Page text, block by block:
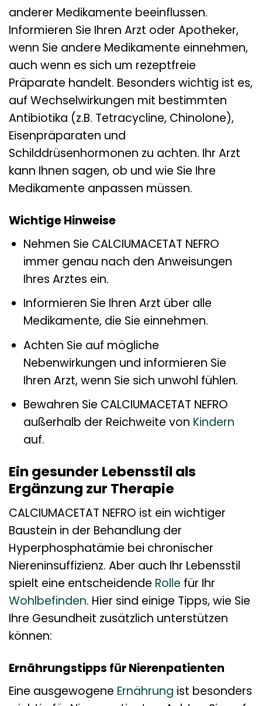
anderer Medikamente beeinflussen.
Informieren Sie Ihren Arzt oder Apotheker,
wenn Sie andere Medikamente einnehmen,
auch wenn es sich um rezeptfreie
Präparate handelt. Besonders wichtig ist es,
auf Wechselwirkungen mit bestimmten
Antibiotika (z.B. Tetracycline, Chinolone),
Eisenpräparaten und
Schilddrüsenhormonen zu achten. Ihr Arzt
kann Ihnen sagen, ob und wie Sie Ihre
Medikamente anpassen müssen.
Wichtige Hinweise
Nehmen Sie CALCIUMACETAT NEFRO
immer genau nach den Anweisungen
Ihres Arztes ein.
Informieren Sie Ihren Arzt über alle
Medikamente, die Sie einnehmen.
Achten Sie auf mögliche
Nebenwirkungen und informieren Sie
Ihren Arzt, wenn Sie sich unwohl fühlen.
Bewahren Sie CALCIUMACETAT NEFRO
außerhalb der Reichweite von Kindern
auf.
Ein gesunder Lebensstil als
Ergänzung zur Therapie
CALCIUMACETAT NEFRO ist ein wichtiger
Baustein in der Behandlung der
Hyperphosphatämie bei chronischer
Niereninsuffizienz. Aber auch Ihr Lebensstil
spielt eine entscheidende Rolle für Ihr
Wohlbefinden. Hier sind einige Tipps, wie Sie
Ihre Gesundheit zusätzlich unterstützen
können:
Ernährungstipps für Nierenpatienten
Eine ausgewogene Ernährung ist besonders